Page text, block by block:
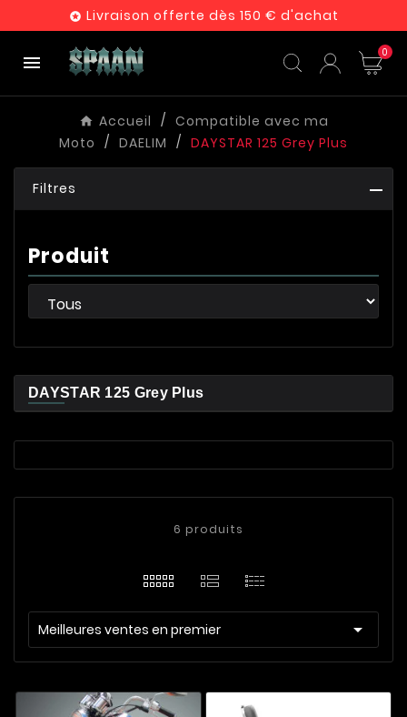
 Livraison offerte dès 150 € d'achat
 0
Accueil
Compatible avec ma
Moto
DAELIM DAYSTAR 125 Grey Plus
Filtres
Produit
DAYSTAR 125 Grey Plus
6 produits
Meilleures ventes en premier 